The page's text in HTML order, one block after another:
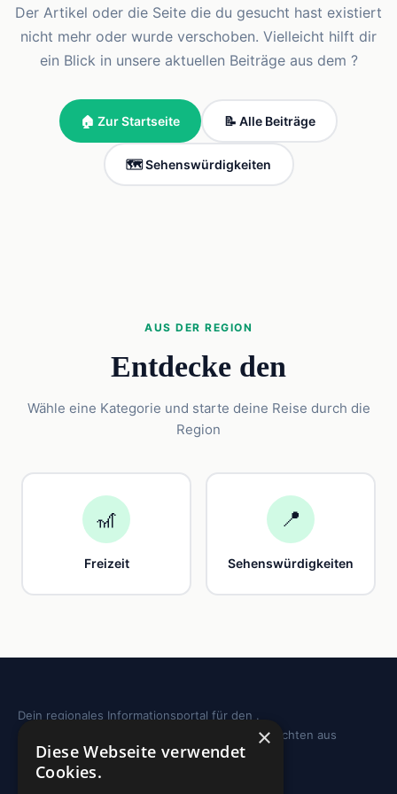
Der Artikel oder die Seite die du gesucht hast existiert
nicht mehr oder wurde verschoben. Vielleicht hilft dir
ein Blick in unsere aktuellen Beiträge aus dem ?
🏠 Zur Startseite 📝 Alle Beiträge
🗺️ Sehenswürdigkeiten
AUS DER REGION
Entdecke den
Wähle eine Kategorie und starte deine Reise durch die
Region
🎢
Freizeit
📍
Sehenswürdigkeiten
Dein regionales Informationsportal für den .
Sehenswürdigkeiten, Ausflugstipps und Geschichten aus
deiner Region.
×
Diese Webseite verwendet
Cookies.